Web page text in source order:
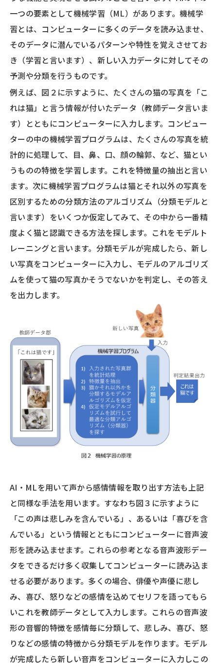
一つの要素として機械学習（ML）があります。機械学
習とは、コンピューターに多くのデータを読み込ませ、
そのデータに潜んでいるパターンや特性を覚えさせてお
き（学習と言います）、新しい入力データに対してその
予測や分類を行うものです。
例えば、図２に示すように、たくさんの猫の写真を「こ
れは猫」と言う情報が付いたデータ（教師データ言いま
す）とともにコンピューターに入力します。コンピュー
ターの中の機械学習プログラムは、たくさんの写真を統
計的に処理して、目、鼻、口、顔の輪郭、など、猫とい
うものの特徴を学習します。これを特徴量の抽出と言い
ます。次に機械学習プログラムは猫とそれ以外の写真を
区別するための分類方法のアルゴリズム（分類モデルと
言います）をいくつか仮定してみて、その中から一番精
度よく猫と認識できる方法を探します。これをモデルト
レーニングと言います。分類モデルが完成したら、新し
い写真をコンピューターに入力し、モデルのアルゴリズ
ムを使って猫の写真かそうでないかを判定し、その答え
を出力します。
AI・MLを用いて声から感情情報を取り出す方法も上記
と同様な手法を用います。すなわち図３に示すように
「この声は悲しみを含んでいる」、あるいは「喜びを含
んでいる」という情報とともにコンピューターに音声波
形を読み込ませます。これらの参考となる音声波形デー
タをできるだけ多く収集してコンピューターに読み込ま
せる必要があります。多くの場合、俳優や声優に悲し
み、喜び、怒りなどの感情を込めてセリフを語ってもら
いこれを教師データとして入力します。これらの音声波
形の音響的特徴を感情毎に分類して、悲しみ、喜び、怒
りなどの感情の特徴から分類モデルを作ります。モデル
が完成したら新しい音声をコンピューターに入力しこの